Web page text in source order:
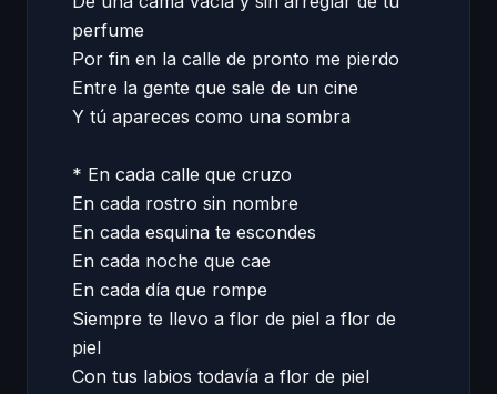
perfume
Por fin en la calle de pronto me pierdo
Entre la gente que sale de un cine
Y tú apareces como una sombra
* En cada calle que cruzo
En cada rostro sin nombre
En cada esquina te escondes
En cada noche que cae
En cada día que rompe
Siempre te llevo a flor de piel a flor de
piel
Con tus labios todavía a flor de piel